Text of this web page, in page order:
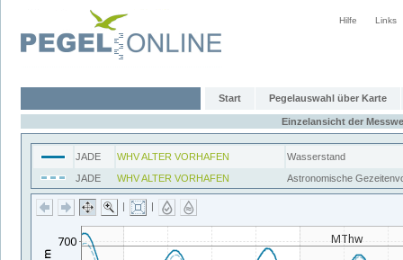
Hilfe Links
Start Pegelauswahl über Karte
Einzelansicht der
JADE WHV ALTER VORHAFEN
Wasserstand
JADE
WHV ALTER VORHAFEN Astronomische
| |